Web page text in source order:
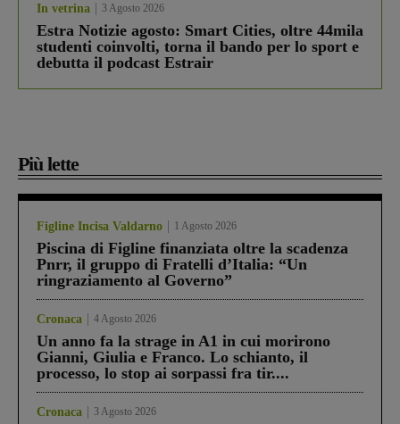
In vetrina 3 Agosto 2026
Estra Notizie agosto: Smart Cities, oltre 44mila
studenti coinvolti, torna il bando per lo sport e
debutta il podcast Estrair
Più lette
Figline Incisa Valdarno 1 Agosto 2026
Piscina di Figline finanziata oltre la scadenza
Pnrr, il gruppo di Fratelli d’Italia: “Un
ringraziamento al Governo”
Cronaca 4 Agosto 2026
Un anno fa la strage in A1 in cui morirono
Gianni, Giulia e Franco. Lo schianto, il
processo, lo stop ai sorpassi fra tir....
Cronaca 3 Agosto 2026